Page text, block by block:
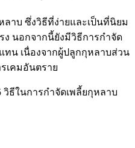
าบ ซึ่งวิธีที่ง่ายและเป็นที่นิยม
นอกจากนี้ยังมีวิธีการกำจัด
น เนื่องจากผู้ปลูกกุหลาบส่วน
เคมอันตราย
ธีในการกำจัดเพลี้ยกุหลาบ